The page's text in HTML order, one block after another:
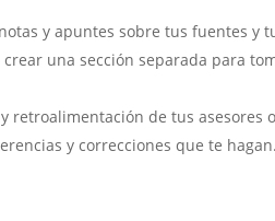
y apuntes sobre tus fuentes y
una sección separada para
de tus asesores
y correcciones que te hagan.